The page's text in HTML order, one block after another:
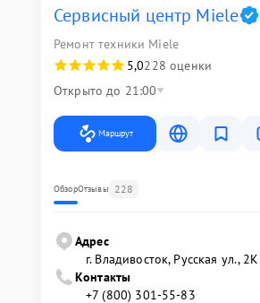
Сервисный центр Miele
Ремонт техники Miele
5,0228 оценки
Открыто до 21:00
Маршрут
ОбзорОтзывы 228
Адрес
г. Владивосток, Русская ул., 2К
Контакты
+7 (800) 301-55-83